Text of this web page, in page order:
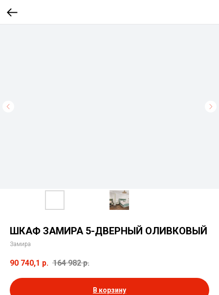
ШКАФ ЗАМИРА 5-ДВЕРНЫЙ ОЛИВКОВЫЙ
Замира
90 740,1 р. 164 982 р.
В корзину